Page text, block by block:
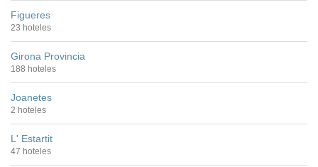
Figueres
23 hoteles
Girona Provincia
188 hoteles
Joanetes
2 hoteles
L' Estartit
47 hoteles